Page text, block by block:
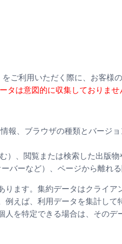
用いただく際に、お客様
タは意図的に収集しておりませ
、ブラウザの種類とバージ
、閲覧または検索した出版
バーなど）、ページから離れる
ます。集約データはクライ
えば、利用データを集計し
を特定できる場合は、その